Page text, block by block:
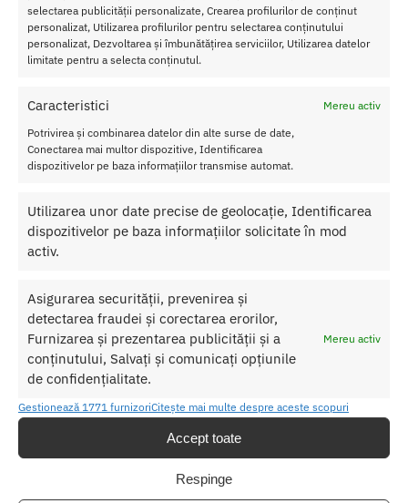
selectarea publicității personalizate, Crearea profilurilor de conținut
personalizat, Utilizarea profilurilor pentru selectarea conținutului
personalizat, Dezvoltarea și îmbunătățirea serviciilor, Utilizarea datelor
limitate pentru a selecta conținutul.
Caracteristici
Mereu activ
Potrivirea și combinarea datelor din alte surse de date,
Conectarea mai multor dispozitive, Identificarea
dispozitivelor pe baza informațiilor transmise automat.
Utilizarea unor date precise de geolocație, Identificarea
dispozitivelor pe baza informațiilor solicitate în mod
activ.
Asigurarea securității, prevenirea și
detectarea fraudei și corectarea erorilor,
Furnizarea și prezentarea publicității și a
conținutului, Salvați și comunicați opțiunile
de confidențialitate.
Mereu activ
Gestionează 1771 furnizoriCitește mai multe despre aceste scopuri
Accept toate
Respinge
retty Love Orgasmic
Principalele calitati ale produsului sunt:
Diametru: 3,1;3,6 cm
Material: silicon
Nu lasati produsul la indemana copiilor.
Nu uitati sa curatati produsul inainte si dupa fiecare utilizare cu apa
calda si sapun. Pentru o igienizare suplimentara puteti utiliza un
SKU: 6959532313086
Categorii: BILE SEXSHOP ,Bile vaginale
Etichetă:
Bile Pretty Love Orgasmic
Produse similare